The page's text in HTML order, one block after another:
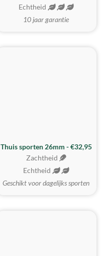
Echtheid
10 jaar garantie
Thuis sporten 26mm - €32,95
Zachtheid
Echtheid
Geschikt voor dagelijks sporten